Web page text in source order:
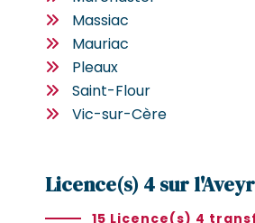
Massiac
Mauriac
Pleaux
Saint-Flour
Vic-sur-Cère
Licence(s) 4 sur
15 Licence(s) 4